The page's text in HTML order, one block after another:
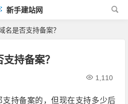
新手建站网
名是否支持备案？
持备案？
1,110
持备案的，但现在支持多少后